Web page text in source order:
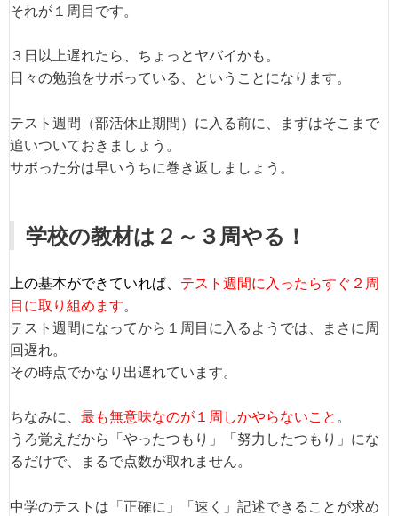
それが１周目です。
３日以上遅れたら、ちょっとヤバイかも。
日々の勉強をサボっている、ということになります。
テスト週間（部活休止期間）に入る前に、まずはそこまで
追いついておきましょう。
サボった分は早いうちに巻き返しましょう。
学校の教材は２～３周やる！
上の基本ができていれば、 テスト週間に入ったらすぐ２周
目に取り組めます
テスト週間になってから１周目に入るようでは、まさに周
回遅れ。
その時点でかなり出遅れています。
ちなみに、 最も無意味なのが１周しかやらないこと 。
うろ覚えだから「やったつもり」「努力したつもり」にな
るだけで、まるで点数が取れません。
中学のテストは「正確に」「速く」記述できることが求め